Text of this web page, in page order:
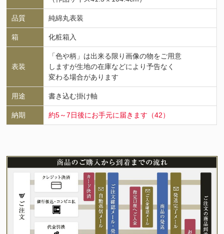
品質 純綿丸表装
箱 化粧箱入
表装
「色や柄」は出来る限り画像の物をご用意
しますが生地の在庫などにより予告なく
変わる場合があります
用途 書き込む掛け軸
納期 約5～7日後にお手元に届きます（42）